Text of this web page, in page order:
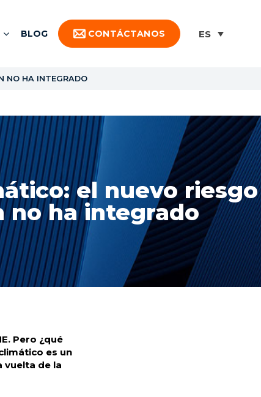
BLOG CONTÁCTANOS
NO HA INTEGRADO
el nuevo riesgo
no ha integrado
Pero ¿qué
es un
vuelta de la